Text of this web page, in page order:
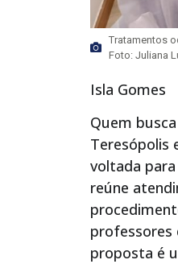
Tratamentos
Foto: Juliana
Isla Gomes
Quem
Teresópolis
voltada
reúne
professores
proposta é